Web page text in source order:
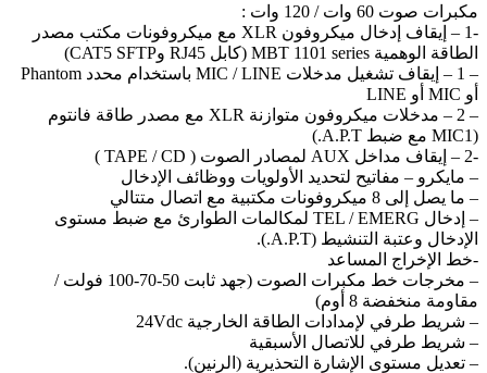
مكبرات صوت 60 وات / 120 وات :
-1 – إيقاف إدخال ميكروفون XLR مع ميكروفونات مكتب مصدر
الطاقة الوهمية MBT 1101 series (كابل RJ45 وCAT5 SFTP)
– 1 – إيقاف تشغيل مدخلات MIC / LINE باستخدام محدد Phantom
أو MIC أو LINE
– 2 – مدخلات ميكروفون متوازنة XLR مع مصدر طاقة فانتوم
(MIC1 مع ضبط A.P.T.)
-2 – إيقاف مداخل AUX لمصادر الصوت ( TAPE / CD )
– مايكرو – مفاتيح لتحديد الأولويات ووظائف الإدخال
– ما يصل إلى 8 ميكروفونات مكتبية مع اتصال متتالي
– إدخال TEL / EMERG لمكالمات الطوارئ مع ضبط مستوى
الإدخال وعتبة التنشيط (A.P.T.).
-خط الإخراج المساعد
– مخرجات خط مكبرات الصوت (جهد ثابت 50-70-100 فولت /
مقاومة منخفضة 8 أوم)
– شريط طرفي لإمدادات الطاقة الخارجية 24Vdc
– شريط طرفي للاتصال الأسبقية
– تعديل مستوى الإشارة التحذيرية (الرنين).